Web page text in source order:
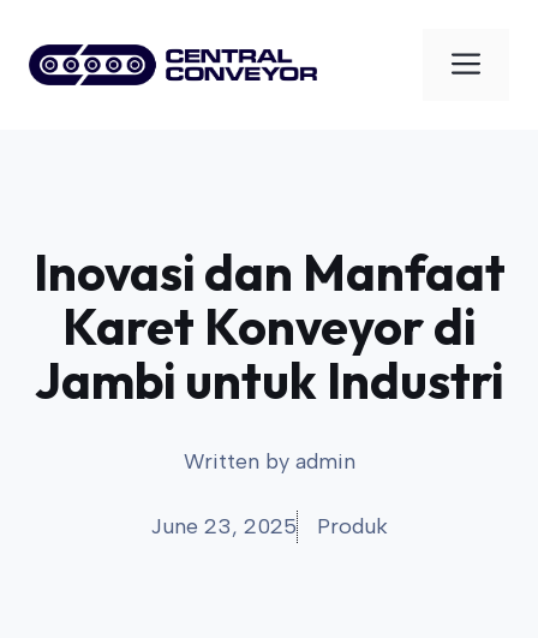
content
Inovasi dan Manfaat
Karet Konveyor di
Jambi untuk Industri
Written by admin
June 23, 2025 Produk